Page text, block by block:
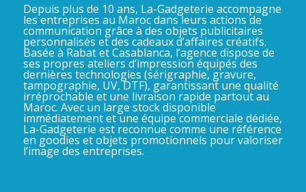
Depuis plus de 10 ans, La-Gadgeterie accompagne
les entreprises au Maroc dans leurs actions de
communication grâce à des objets publicitaires
personnalisés et des cadeaux d’affaires créatifs.
Basée à Rabat et Casablanca, l’agence dispose de
ses propres ateliers d’impression équipés des
dernières technologies (sérigraphie, gravure,
tampographie, UV, DTF), garantissant une qualité
irréprochable et une livraison rapide partout au
Maroc. Avec un large stock disponible
immédiatement et une équipe commerciale dédiée,
La-Gadgeterie est reconnue comme une référence
en goodies et objets promotionnels pour valoriser
l’image des entreprises.